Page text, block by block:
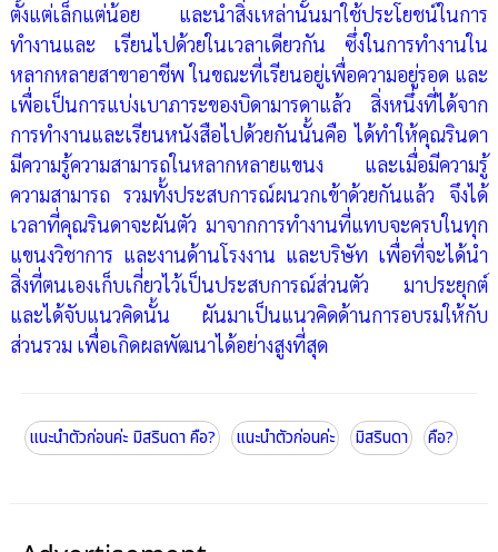
ตั้งแต่เล็กแต่น้อย และนำสิ่งเหล่านั้นมาใช้ประโยชน์ในการ
ทำงานและ เรียนไปด้วยในเวลาเดียวกัน ซึ่งในการทำงานใน
หลากหลายสาขาอาชีพ ในขณะที่เรียนอยู่เพื่อความอยู่รอด และ
เพื่อเป็นการแบ่งเบาภาระของบิดามารดาแล้ว สิ่งหนึ่งที่ได้จาก
การทำงานและเรียนหนังสือไปด้วยกันนั้นคือ ได้ทำให้คุณรินดา
มีความรู้ความสามารถในหลากหลายแขนง และเมื่อมีความรู้
ความสามารถ รวมทั้งประสบการณ์ผนวกเข้าด้วยกันแล้ว จึงได้
เวลาที่คุณรินดาจะผันตัว มาจากการทำงานที่แทบจะครบในทุก
แขนงวิชาการ และงานด้านโรงงาน และบริษัท เพื่อที่จะได้นำ
สิ่งที่ตนเองเก็บเกี่ยวไว้เป็นประสบการณ์ส่วนตัว มาประยุกต์
และได้จับแนวคิดนั้น ผันมาเป็นแนวคิดด้านการอบรมให้กับ
ส่วนรวม เพื่อเกิดผลพัฒนาได้อย่างสูงที่สุด
แนะนำตัวก่อนค่ะ มิสรินดา คือ? แนะนำตัวก่อนค่ะ มิสรินดา คือ?